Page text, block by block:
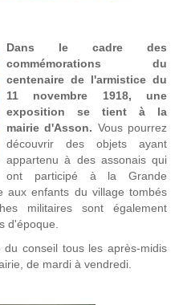
Dans le cadre des
commémorations du
centenaire de l'armistice du
11 novembre 1918, une
exposition se tient à la
mairie d'Asson. Vous pourrez
découvrir des objets ayant
appartenu à des assonais qui
ont participé à la Grande
aux enfants du village tombés
militaires sont également
d'époque.
conseil tous les après-midis
de mardi à vendredi.